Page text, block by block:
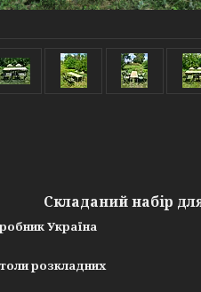
Складаний набір
Україна
розкладних